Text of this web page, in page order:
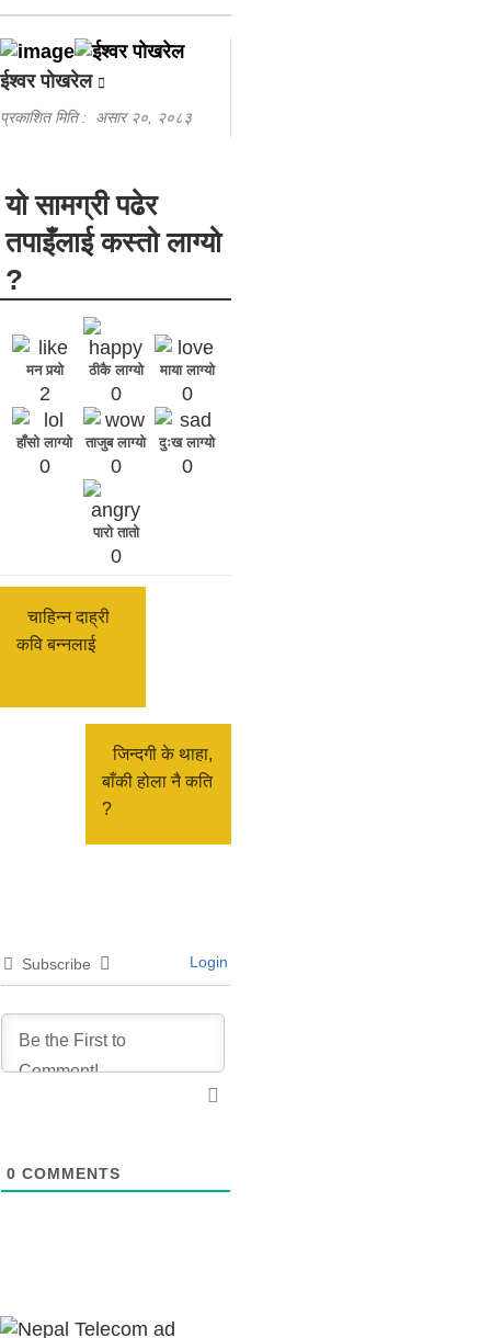
ईश्वर पाेखरेल
प्रकाशित मिति : असार २०, २०८३
यो सामग्री पढेर
तपाइँलाई कस्तो लाग्यो
?
मन पर्‍यो
2
ठीकै लाग्यो
0
माया लाग्यो
0
हाँसो लाग्यो
0
ताजुब लाग्यो
0
दुःख लाग्यो
0
पारो तातो
0
चाहिन्न दाह्री
कवि बन्नलाई
​जिन्दगी के थाहा,
बाँकी होला नै कति
?
Subscribe Login
0 COMMENTS